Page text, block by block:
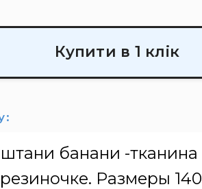
Купити в 1 клік
банани -тканина
Размеры